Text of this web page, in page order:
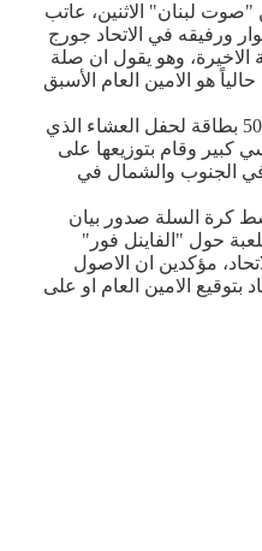
لبنان" الاثنين، عاتب
ورفيقه في الاتحاد جورج
وهو يقول ان صلة
هو الامين العام الأسبق
* اشترى رئيس اتحاد لعبة كبيرة 50 بطاقة لحفل العشاء الذي
كبير وقام بتوزيعها على
في الجنوب والشمال في
كرة السلة صدور بيان
حول "الفاينل فور"
مؤكدين ان الاصول
بتوقيع الامين العام او على